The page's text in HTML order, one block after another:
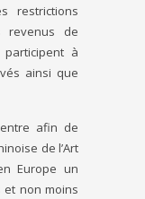
restrictions
revenus de
à
ainsi que
afin de
de l’Art
Europe un
et non moins